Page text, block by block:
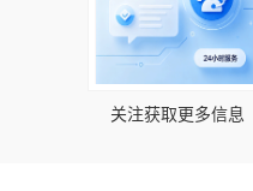
关注获取更多信息